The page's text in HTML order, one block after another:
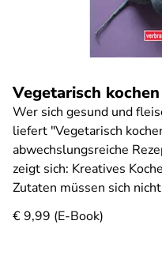
Vegetarisch kochen
Wer sich gesund und
liefert "Vegetarisch
abwechslungsreiche
zeigt sich: Kreatives
Zutaten müssen sich
€ 9,99 (E-Book)